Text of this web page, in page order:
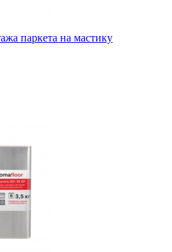
паркета на мастику